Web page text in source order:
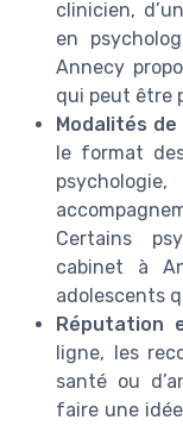
clinicien,
en
Annecy
qui peut être
Modalités
le format
Certains
cabinet à
adolescents
Réputation
ligne, les
santé ou
faire une